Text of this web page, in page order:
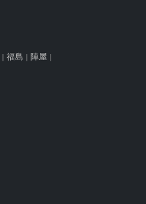
福島 陣屋